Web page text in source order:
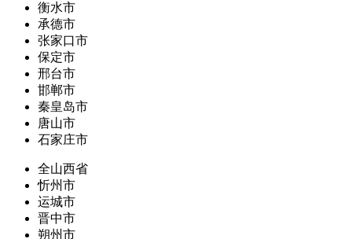
衡水市
承德市
张家口市
保定市
邢台市
邯郸市
秦皇岛市
唐山市
石家庄市
全山西省
忻州市
运城市
晋中市
朔州市